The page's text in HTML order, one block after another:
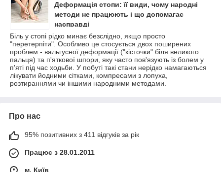
Деформація стопи: її види, чому народні
методи не працюють і що допомагає
насправді
Біль у стопі рідко минає безслідно, якщо просто
"перетерпіти". Особливо це стосується двох поширених
проблем - вальгусної деформації ("кісточки" біля великого
пальця) та п'яткової шпори, яку часто пов'язують із болем у
п'яті під час ходьби. У побуті такі стани нерідко намагаються
лікувати йодними сітками, компресами з лопуха,
розтираннями чи іншими народними методами.
Про нас
95% позитивних з 411 відгуків за рік
Працює з 28.01.2011
м. Київ